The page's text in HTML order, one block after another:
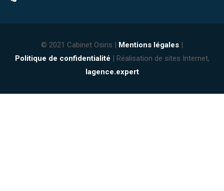
© 2021 Cabinet Osiris | Mentions légales |
Politique de confidentialité | Réalisation de sites Internet,
lagence.expert